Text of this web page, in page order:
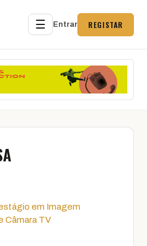
☰ Entrar REGISTAR
em Imagem
Câmara TV